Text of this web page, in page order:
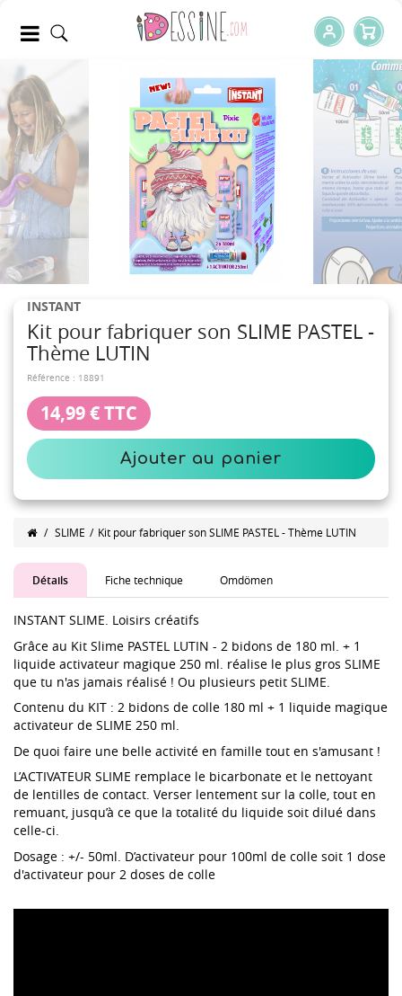
INSTANT
Kit pour fabriquer son SLIME PASTEL -
Thème LUTIN
Référence : 18891
14,99 €TTC
Ajouter au panier
/ SLIME / Kit pour fabriquer son SLIME PASTEL - Thème LUTIN
Détails Fiche technique Omdömen
INSTANT SLIME. Loisirs créatifs
Grâce au Kit Slime PASTEL LUTIN - 2 bidons de 180 ml. + 1
liquide activateur magique 250 ml. réalise le plus gros SLIME
que tu n'as jamais réalisé ! Ou plusieurs petit SLIME.
Contenu du KIT : 2 bidons de colle 180 ml + 1 liquide magique
activateur de SLIME 250 ml.
De quoi faire une belle activité en famille tout en s'amusant !
L’ACTIVATEUR SLIME remplace le bicarbonate et le nettoyant
de lentilles de contact. Verser lentement sur la colle, tout en
remuant, jusqu’à ce que la totalité du liquide soit dilué dans
celle-ci.
Dosage : +/- 50ml. D’activateur pour 100ml de colle soit 1 dose
d'activateur pour 2 doses de colle